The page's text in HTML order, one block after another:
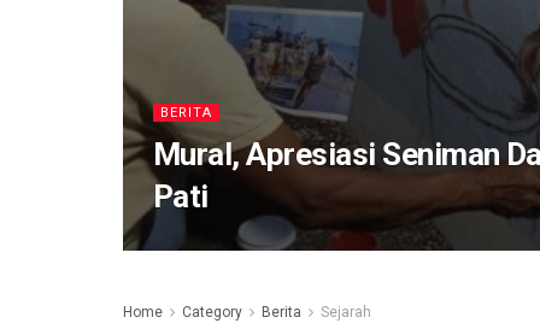
BERITA
Mural, Apresiasi Seniman
Pati
Home Category Berita Sejarah